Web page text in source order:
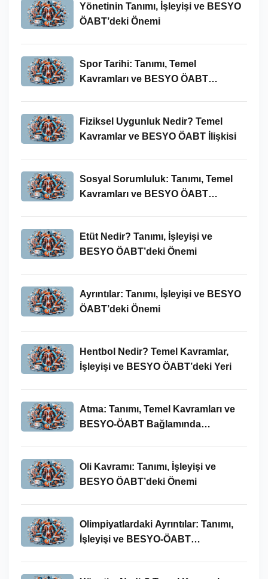
Yönetinin Tanımı, İşleyişi ve BESYO
ÖABT’deki Önemi
Spor Tarihi: Tanımı, Temel
Kavramları ve BESYO ÖABT
Fiziksel Uygunluk Nedir? Temel
Kavramlar ve BESYO ÖABT İlişkisi
Sosyal Sorumluluk: Tanımı, Temel
Kavramları ve BESYO ÖABT
Etüt Nedir? Tanımı, İşleyişi ve
BESYO ÖABT’deki Önemi
Ayrıntılar: Tanımı, İşleyişi ve BESYO
ÖABT’deki Önemi
Hentbol Nedir? Temel Kavramlar,
İşleyişi ve BESYO ÖABT’deki Yeri
Atma: Tanımı, Temel Kavramları ve
BESYO-ÖABT Bağlamında
Oli Kavramı: Tanımı, İşleyişi ve
BESYO ÖABT’deki Önemi
Olimpiyatlardaki Ayrıntılar: Tanımı,
İşleyişi ve BESYO-ÖABT